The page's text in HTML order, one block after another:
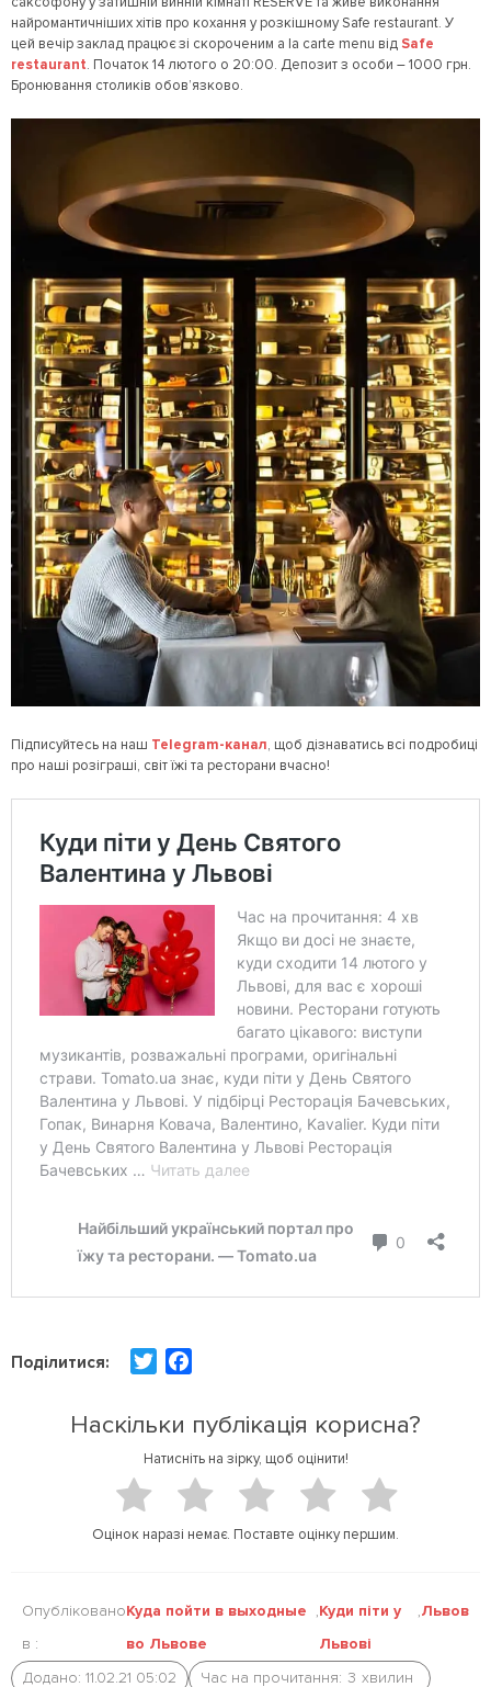
найромантичніших хітів про кохання у розкішному Safe restaurant. У
цей вечір заклад працює зі скороченим a la carte menu від Safe
restaurant. Початок 14 лютого о 20:00. Депозит з особи – 1000 грн.
Бронювання столиків обов’язково.
Підписуйтесь на наш Telegram-канал, щоб дізнаватись всі подробиці
про наші розіграші, світ їжі та ресторани вчасно!
Поділитися:
t
t
e
b
o
k
Наскільки публікація корисна?
Натисніть на зірку, щоб оцінити!
Оцінок наразі немає. Поставте оцінку першим.
Опубліковано
в :
Куда пойти в выходные
во Львове
,Куди піти у
Львові
,Львов
Додано: 11.02.21 05:02 Час на прочитання: 3 хвилин